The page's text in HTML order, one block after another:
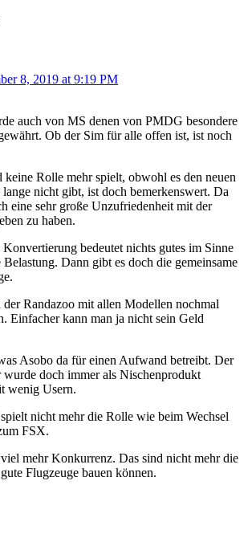
8, 2019 at 9:19 PM
auch von MS denen von PMDG besondere
Ob der Sim für alle offen ist, ist noch
keine Rolle mehr spielt, obwohl es den neuen
nicht gibt, ist doch bemerkenswert. Da
eine sehr große Unzufriedenheit mit der
zu haben.
bedeutet nichts gutes im Sinne
Dann gibt es doch die gemeinsame
Randazoo mit allen Modellen nochmal
Einfacher kann man ja nicht sein Geld
Asobo da für einen Aufwand betreibt. Der
doch immer als Nischenprodukt
wenig Usern.
nicht mehr die Rolle wie beim Wechsel
FSX.
mehr Konkurrenz. Das sind nicht mehr die
Flugzeuge bauen können.